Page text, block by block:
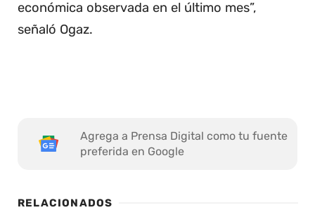
económica observada en el último mes”,
señaló Ogaz.
Agrega a Prensa Digital como tu fuente
preferida en Google
RELACIONADOS